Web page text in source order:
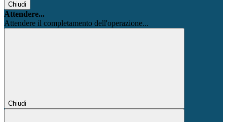
Chiudi
Attendere...
Attendere il completamento dell'operazione...
Chiudi